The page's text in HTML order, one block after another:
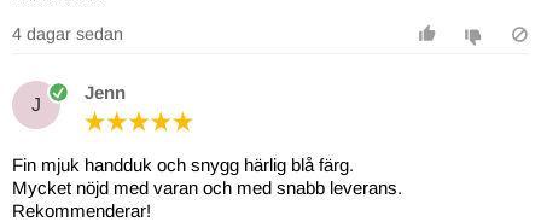
4 dagar sedan
J
Jenn
Fin mjuk handduk och snygg härlig blå färg.
Mycket nöjd med varan och med snabb leverans.
Rekommenderar!